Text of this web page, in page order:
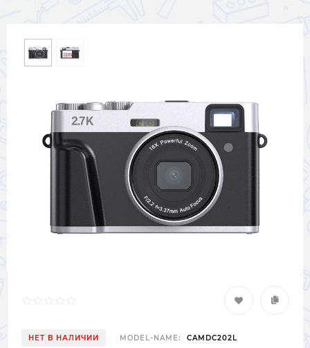
НЕТ В НАЛИЧИИ MODEL-NAME: CAMDC202L